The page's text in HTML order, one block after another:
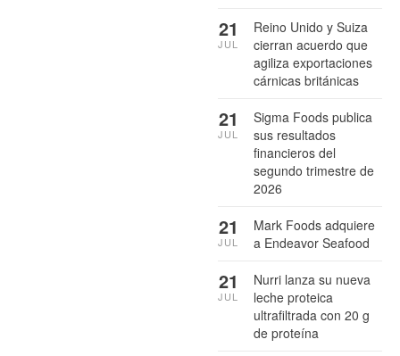
Reino Unido y Suiza
cierran acuerdo que
agiliza exportaciones
cárnicas británicas
21
JUL
Sigma Foods publica
sus resultados
financieros del
segundo trimestre de
2026
21
JUL
Mark Foods adquiere
a Endeavor Seafood
21
JUL
Nurri lanza su nueva
leche proteica
ultrafiltrada con 20 g
de proteína
21
JUL